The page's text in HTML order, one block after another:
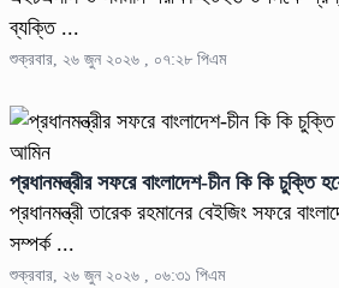
ব্যক্তি ...
শুক্রবার, ২৬ জুন ২০২৬ , ০৭:২৮ পিএম
প্রধানমন্ত্রীর সফরে বাংলাদেশ-চীন কি কি চুক্তি
প্রধানমন্ত্রী তারেক রহমানের বেইজিং সফরে
সম্পর্ক ...
শুক্রবার, ২৬ জুন ২০২৬ , ০৬:৩১ পিএম